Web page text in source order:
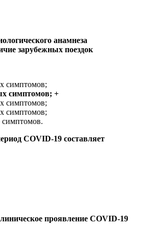
анамнеза
зарубежных поездок
симптомов;
симптомов; +
симптомов;
симптомов;
симптомов.
COVID-19 составляет
проявление COVID-19